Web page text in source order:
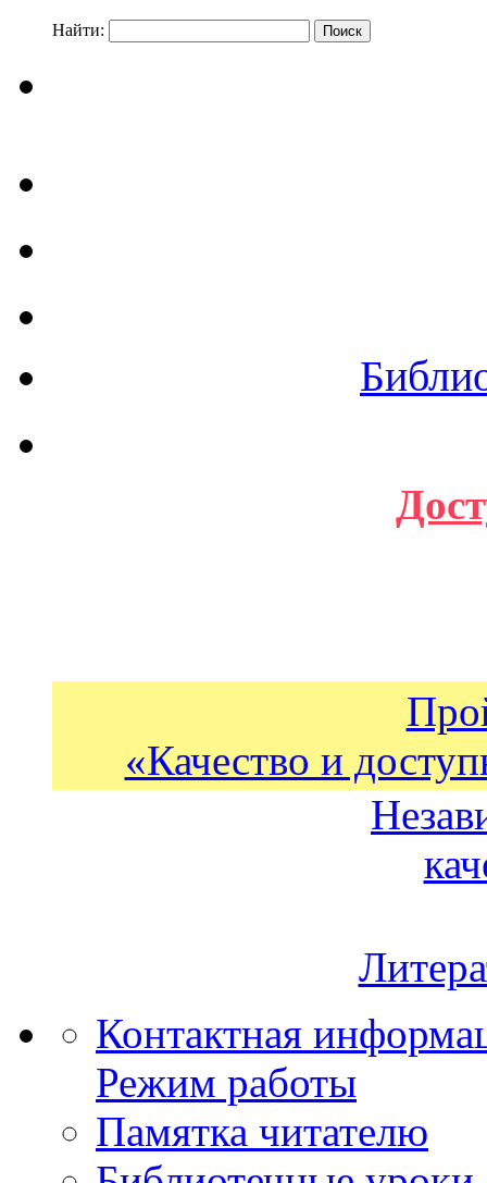
Найти:
«Качество и
Контактная
Режим работы
Памятка читателю